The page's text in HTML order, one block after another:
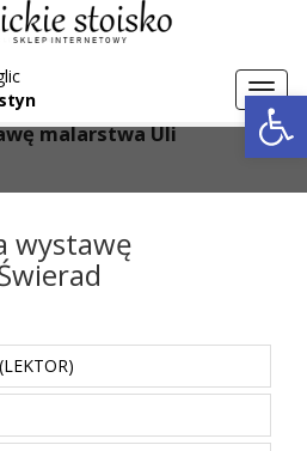
malarstwa Uli
wystawę